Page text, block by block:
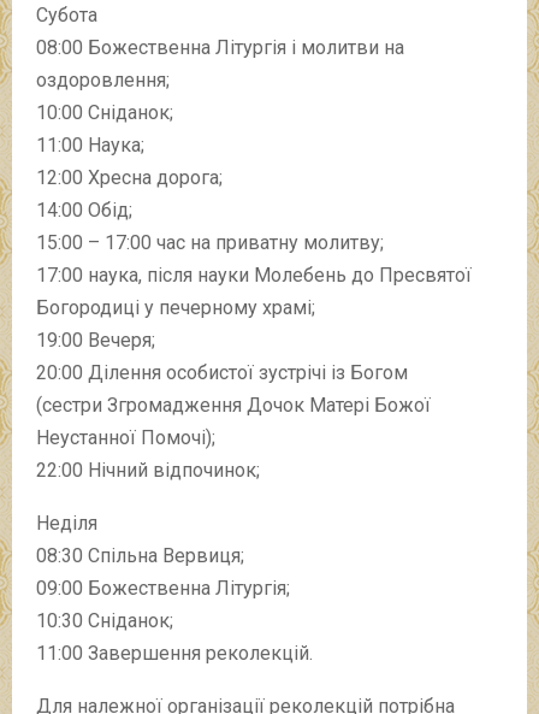
Субота
08:00 Божественна Літургія і молитви на
оздоровлення;
10:00 Сніданок;
11:00 Наука;
12:00 Хресна дорога;
14:00 Обід;
15:00 – 17:00 час на приватну молитву;
17:00 наука, після науки Молебень до Пресвятої
Богородиці у печерному храмі;
19:00 Вечеря;
20:00 Ділення особистої зустрічі із Богом
(сестри Згромадження Дочок Матері Божої
Неустанної Помочі);
22:00 Нічний відпочинок;
Неділя
08:30 Спільна Вервиця;
09:00 Божественна Літургія;
10:30 Сніданок;
11:00 Завершення реколекцій.
Для належної організації реколекцій потрібна